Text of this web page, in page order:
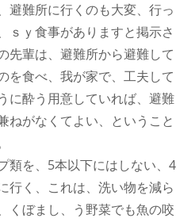
避難所に行くのも大変、行っ
ｓｙ食事がありますと掲示さ
先輩は、避難所から避難して
を食べ、我が家で、工夫して
に酔う用意していれば、避難
ねがなくてよい、ということ
類を、5本以下にはしない、4
行く、これは、洗い物を減ら
くぼまし、う野菜でも魚の咬